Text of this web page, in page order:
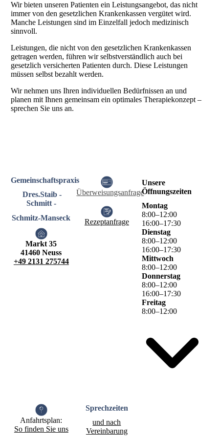
Wir bieten unseren Patienten ein Leistungsangebot, das nicht
immer von den gesetzlichen Krankenkassen vergütet wird.
Manche Leistungen sind im Einzelfall jedoch medizinisch
sinnvoll.
Leistungen, die nicht von den gesetzlichen Krankenkassen
getragen werden, führen wir selbstverständlich auch bei
gesetzlich versicherten Patienten durch. Diese Leistungen
müssen selbst bezahlt werden.
Wir nehmen uns Ihren individuellen Bedürfnissen an und
planen mit Ihnen gemeinsam ein optimales Therapiekonzept –
sprechen Sie uns an.
Gemeinschaftspraxis
Dres.Staib -
Schmitt -
Schmitz-Manseck
Markt 35
41460 Neuss
+49 2131 275744
Überweisungsanfrage
Rezeptanfrage
Unsere
Öffnungszeiten
Montag
8:00–12:00
16:00–17:30
Dienstag
8:00–12:00
16:00–17:30
Mittwoch
8:00–12:00
Donnerstag
8:00–12:00
16:00–17:30
Freitag
8:00–12:00
Anfahrtsplan:
So finden Sie uns
Sprech­zeiten
und nach
Vereinbarung